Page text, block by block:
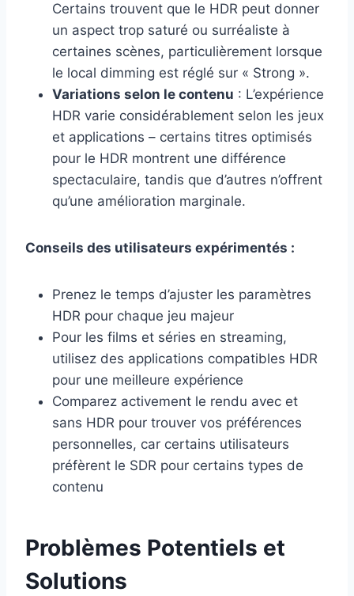
Certains trouvent que le HDR peut donner
un aspect trop saturé ou surréaliste à
certaines scènes, particulièrement lorsque
le local dimming est réglé sur « Strong ».
Variations selon le contenu : L’expérience
HDR varie considérablement selon les jeux
et applications – certains titres optimisés
pour le HDR montrent une différence
spectaculaire, tandis que d’autres n’offrent
qu’une amélioration marginale.
Conseils des utilisateurs expérimentés :
Prenez le temps d’ajuster les paramètres
HDR pour chaque jeu majeur
Pour les films et séries en streaming,
utilisez des applications compatibles HDR
pour une meilleure expérience
Comparez activement le rendu avec et
sans HDR pour trouver vos préférences
personnelles, car certains utilisateurs
préfèrent le SDR pour certains types de
contenu
Problèmes Potentiels et
Solutions